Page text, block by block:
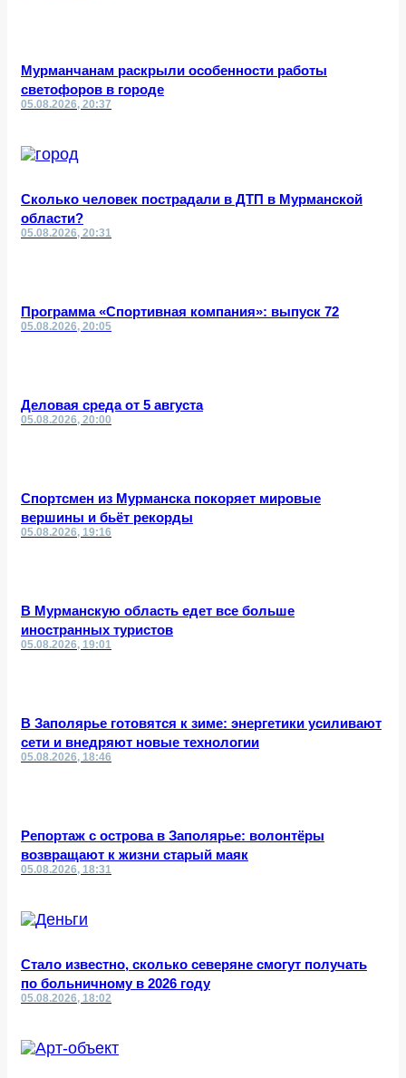
Мурманчанам раскрыли особенности работы
светофоров в городе
05.08.2026, 20:37
Сколько человек пострадали в ДТП в Мурманской
области?
05.08.2026, 20:31
Программа «Спортивная компания»: выпуск 72
05.08.2026, 20:05
Деловая среда от 5 августа
05.08.2026, 20:00
Спортсмен из Мурманска покоряет мировые
вершины и бьёт рекорды
05.08.2026, 19:16
В Мурманскую область едет все больше
иностранных туристов
05.08.2026, 19:01
В Заполярье готовятся к зиме: энергетики усиливают
сети и внедряют новые технологии
05.08.2026, 18:46
Репортаж с острова в Заполярье: волонтёры
возвращают к жизни старый маяк
05.08.2026, 18:31
Стало известно, сколько северяне смогут получать
по больничному в 2026 году
05.08.2026, 18:02